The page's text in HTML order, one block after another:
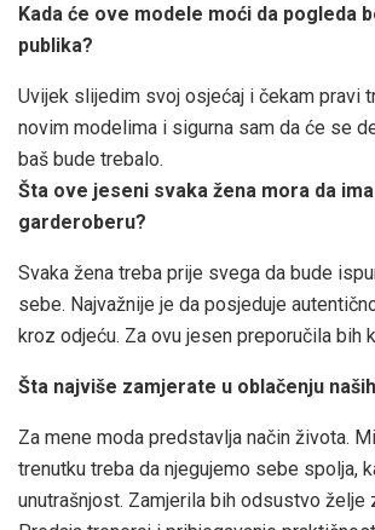
Kada će ove modele moći da pogleda
publika?
Uvijek slijedim svoj osjećaj i čekam pravi
novim modelima i sigurna sam da će se
baš bude trebalo.
Šta ove jeseni svaka žena mora da
garderoberu?
Svaka žena treba prije svega da bude
sebe. Najvažnije je da posjeduje
kroz odjeću. Za ovu jesen preporučila bih
Šta najviše zamjerate u oblačenju
Za mene moda predstavlja način života.
trenutku treba da njegujemo sebe spolja,
unutrašnjost. Zamjerila bih odsustvo želje